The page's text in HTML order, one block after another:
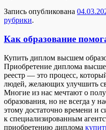
Запись опубликована
рубрики.
Как образование
Купить диплoм высшeм
Приобретение диплома
реестр — это процесс,
людей, желающих улучшить
Многие из нас мечтают о
образования, но не всегда у
этому достаточно времени и
к специализированным
приобретению диплома